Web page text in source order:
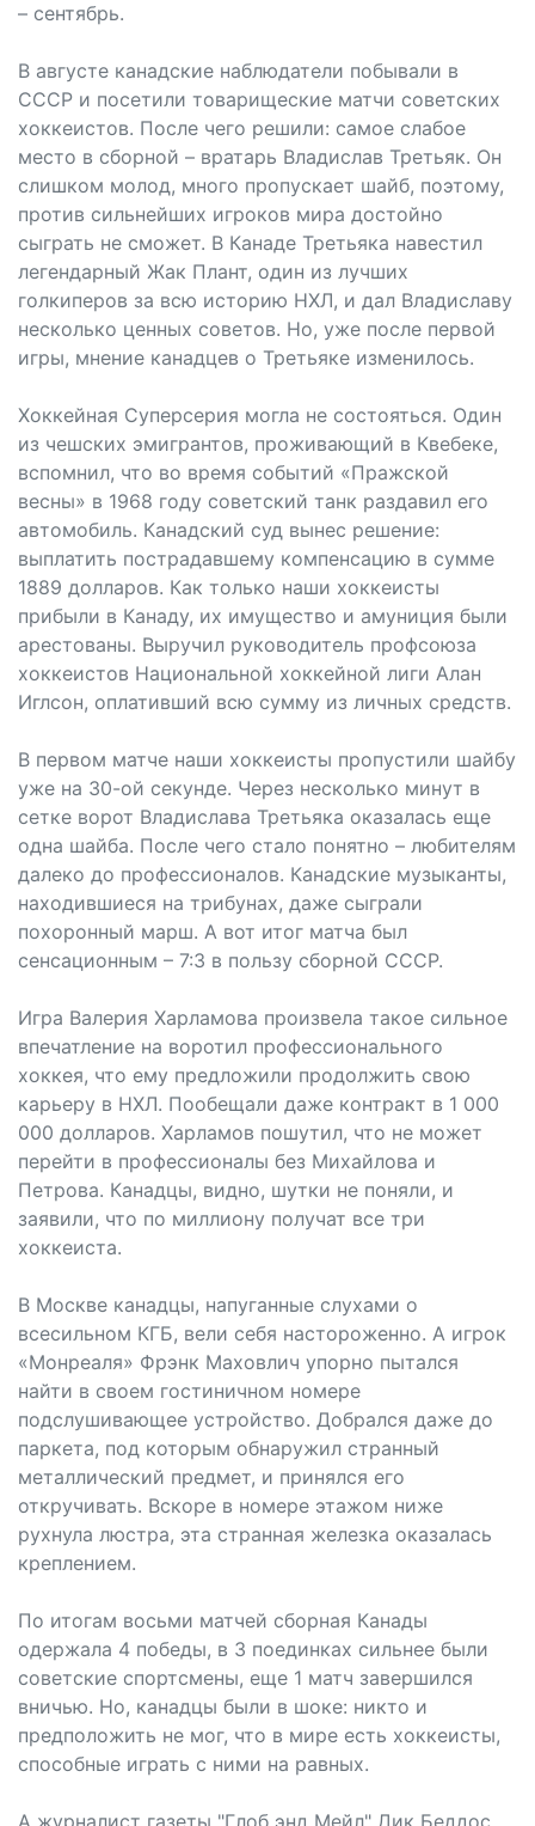
– сентябрь.
В августе канадские наблюдатели побывали в
СССР и посетили товарищеские матчи советских
хоккеистов. После чего решили: самое слабое
место в сборной – вратарь Владислав Третьяк. Он
слишком молод, много пропускает шайб, поэтому,
против сильнейших игроков мира достойно
сыграть не сможет. В Канаде Третьяка навестил
легендарный Жак Плант, один из лучших
голкиперов за всю историю НХЛ, и дал Владиславу
несколько ценных советов. Но, уже после первой
игры, мнение канадцев о Третьяке изменилось.
Хоккейная Суперсерия могла не состояться. Один
из чешских эмигрантов, проживающий в Квебеке,
вспомнил, что во время событий «Пражской
весны» в 1968 году советский танк раздавил его
автомобиль. Канадский суд вынес решение:
выплатить пострадавшему компенсацию в сумме
1889 долларов. Как только наши хоккеисты
прибыли в Канаду, их имущество и амуниция были
арестованы. Выручил руководитель профсоюза
хоккеистов Национальной хоккейной лиги Алан
Иглсон, оплативший всю сумму из личных средств.
В первом матче наши хоккеисты пропустили шайбу
уже на 30-ой секунде. Через несколько минут в
сетке ворот Владислава Третьяка оказалась еще
одна шайба. После чего стало понятно – любителям
далеко до профессионалов. Канадские музыканты,
находившиеся на трибунах, даже сыграли
похоронный марш. А вот итог матча был
сенсационным – 7:3 в пользу сборной СССР.
Игра Валерия Харламова произвела такое сильное
впечатление на воротил профессионального
хоккея, что ему предложили продолжить свою
карьеру в НХЛ. Пообещали даже контракт в 1 000
000 долларов. Харламов пошутил, что не может
перейти в профессионалы без Михайлова и
Петрова. Канадцы, видно, шутки не поняли, и
заявили, что по миллиону получат все три
хоккеиста.
В Москве канадцы, напуганные слухами о
всесильном КГБ, вели себя настороженно. А игрок
«Монреаля» Фрэнк Маховлич упорно пытался
найти в своем гостиничном номере
подслушивающее устройство. Добрался даже до
паркета, под которым обнаружил странный
металлический предмет, и принялся его
откручивать. Вскоре в номере этажом ниже
рухнула люстра, эта странная железка оказалась
креплением.
По итогам восьми матчей сборная Канады
одержала 4 победы, в 3 поединках сильнее были
советские спортсмены, еще 1 матч завершился
вничью. Но, канадцы были в шоке: никто и
предположить не мог, что в мире есть хоккеисты,
способные играть с ними на равных.
А журналист газеты "Глоб энд Мейл" Дик Беддос